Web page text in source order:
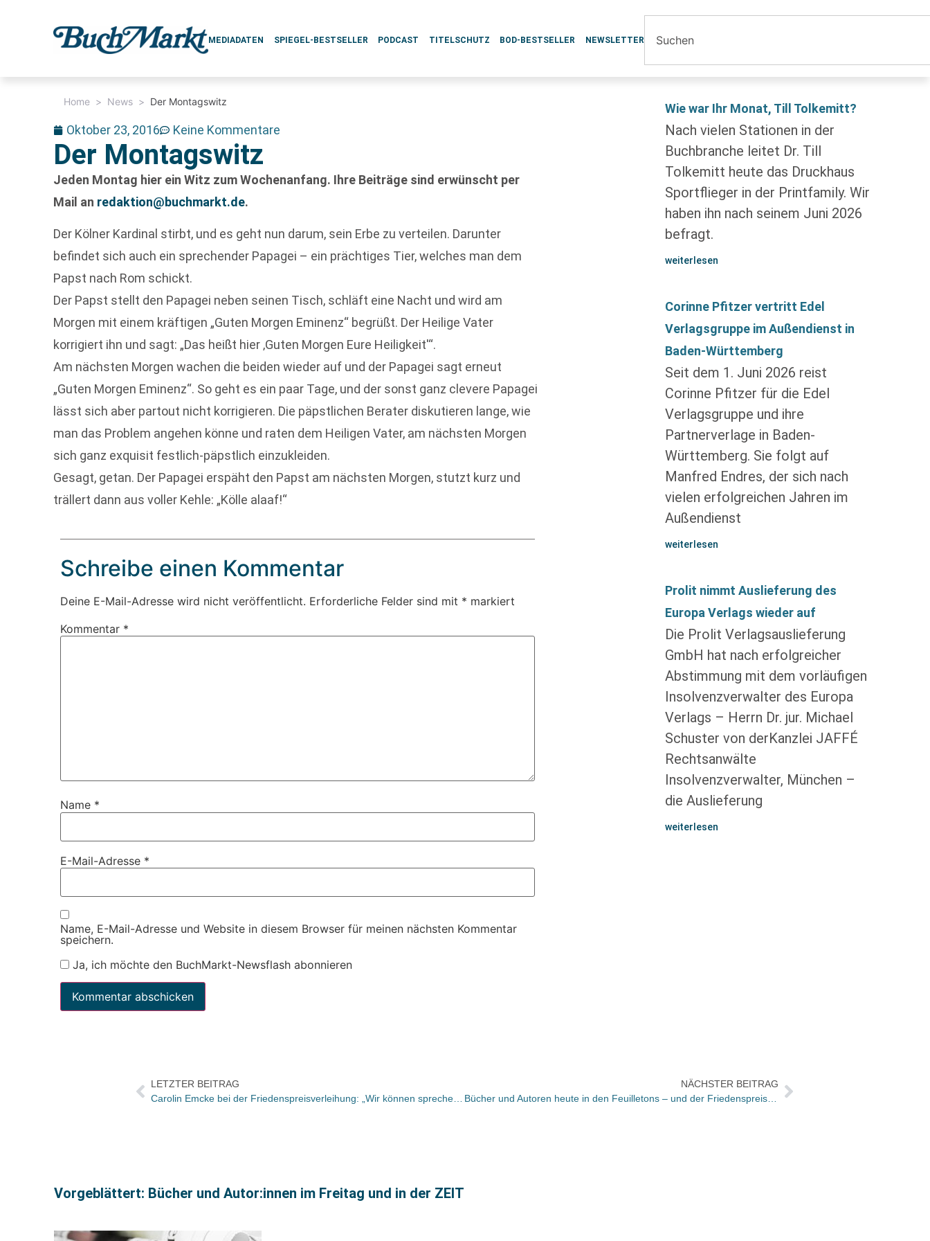
MEDIADATEN SPIEGEL-BESTSELLER PODCAST TITELSCHUTZ BOD-BESTSELLER NEWSLETTER
Home > News > Der Montagswitz
Oktober 23, 2016 Keine Kommentare
Der Montagswitz
Jeden Montag hier ein Witz zum Wochenanfang. Ihre Beiträge sind erwünscht per
Mail an redaktion@buchmarkt.de.
Der Kölner Kardinal stirbt, und es geht nun darum, sein Erbe zu verteilen. Darunter
befindet sich auch ein sprechender Papagei – ein prächtiges Tier, welches man dem
Papst nach Rom schickt.
Der Papst stellt den Papagei neben seinen Tisch, schläft eine Nacht und wird am
Morgen mit einem kräftigen „Guten Morgen Eminenz“ begrüßt. Der Heilige Vater
korrigiert ihn und sagt: „Das heißt hier ‚Guten Morgen Eure Heiligkeit'“.
Am nächsten Morgen wachen die beiden wieder auf und der Papagei sagt erneut
„Guten Morgen Eminenz“. So geht es ein paar Tage, und der sonst ganz clevere Papagei
lässt sich aber partout nicht korrigieren. Die päpstlichen Berater diskutieren lange, wie
man das Problem angehen könne und raten dem Heiligen Vater, am nächsten Morgen
sich ganz exquisit festlich-päpstlich einzukleiden.
Gesagt, getan. Der Papagei erspäht den Papst am nächsten Morgen, stutzt kurz und
trällert dann aus voller Kehle: „Kölle alaaf!“
Schreibe einen Kommentar
Deine E-Mail-Adresse wird nicht veröffentlicht. Erforderliche Felder sind mit * markiert
Kommentar *
Name *
E-Mail-Adresse *
Name, E-Mail-Adresse und Website in diesem Browser für meinen nächsten Kommentar
speichern.
Ja, ich möchte den BuchMarkt-Newsflash abonnieren
Wie war Ihr Monat, Till Tolkemitt?
Nach vielen Stationen in der
Buchbranche leitet Dr. Till
Tolkemitt heute das Druckhaus
Sportflieger in der Printfamily. Wir
haben ihn nach seinem Juni 2026
befragt.
weiterlesen
Corinne Pfitzer vertritt Edel
Verlagsgruppe im Außendienst in
Baden-Württemberg
Seit dem 1. Juni 2026 reist
Corinne Pfitzer für die Edel
Verlagsgruppe und ihre
Partnerverlage in Baden-
Württemberg. Sie folgt auf
Manfred Endres, der sich nach
vielen erfolgreichen Jahren im
Außendienst
weiterlesen
Prolit nimmt Auslieferung des
Europa Verlags wieder auf
Die Prolit Verlagsauslieferung
GmbH hat nach erfolgreicher
Abstimmung mit dem vorläufigen
Insolvenzverwalter des Europa
Verlags – Herrn Dr. jur. Michael
Schuster von derKanzlei JAFFÉ
Rechtsanwälte
Insolvenzverwalter, München –
die Auslieferung
weiterlesen
LETZTER BEITRAG
NÄCHSTER BEITRAG
Vorgeblättert: Bücher und Autor:innen im Freitag und in der ZEIT